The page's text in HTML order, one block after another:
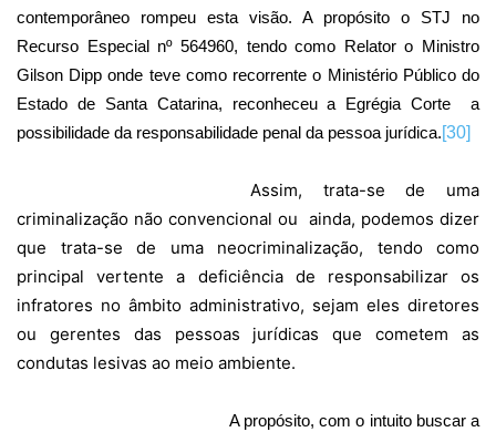
contemporâneo rompeu esta visão. A propósito o STJ no
Recurso Especial nº 564960, tendo como Relator o Ministro
Gilson Dipp onde teve como recorrente o Ministério Público do
Estado de Santa Catarina, reconheceu a Egrégia Corte
a
possibilidade da responsabilidade penal da pessoa jurídica.[30]
Assim, trata-se de uma
criminalização não convencional ou ainda, podemos dizer
que trata-se de uma neocriminalização, tendo como
principal vertente a deficiência de responsabilizar os
infratores no âmbito administrativo, sejam eles diretores
ou gerentes das pessoas jurídicas que cometem as
condutas lesivas ao meio ambiente.
A propósito, com o intuito buscar a